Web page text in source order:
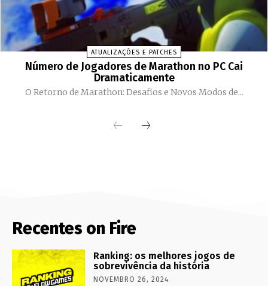
ATUALIZAÇÕES E PATCHES
Número de Jogadores de Marathon no PC Cai
Dramaticamente
O Retorno de Marathon: Desafios e Novos Modos de...
Recentes on Fire
Ranking: os melhores jogos de
sobrevivência da história
NOVEMBRO 26, 2024